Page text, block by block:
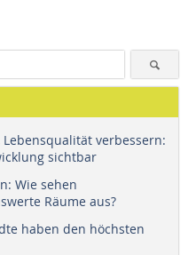
verbessern:
sichtbar
Wie sehen
Räume aus?
haben den höchsten